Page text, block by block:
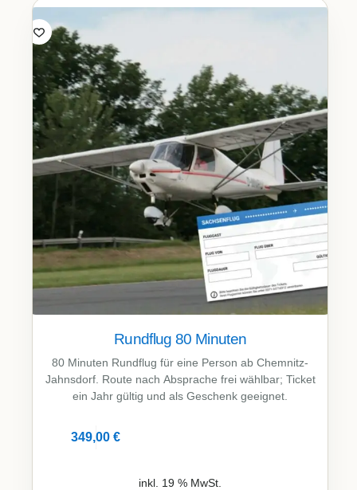
Rundflug 80 Minuten
80 Minuten Rundflug für eine Person ab Chemnitz-
Jahnsdorf. Route nach Absprache frei wählbar; Ticket
ein Jahr gültig und als Geschenk geeignet.
349,00€
inkl. 19 % MwSt.